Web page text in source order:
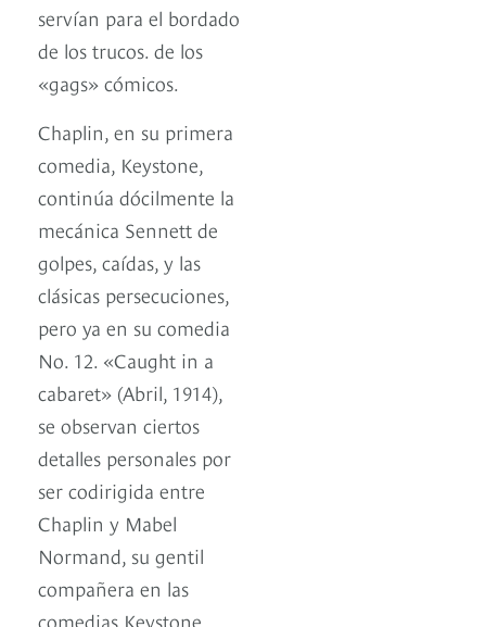
servían para el bordado
de los trucos. de los
«gags» cómicos.
Chaplin, en su primera
comedia, Keystone,
continúa dócilmente la
mecánica Sennett de
golpes, caídas, y las
clásicas persecuciones,
pero ya en su comedia
No. 12. «Caught in a
cabaret» (Abril, 1914),
se observan ciertos
detalles personales por
ser codirigida entre
Chaplin y Mabel
Normand, su gentil
compañera en las
comedias Keystone.